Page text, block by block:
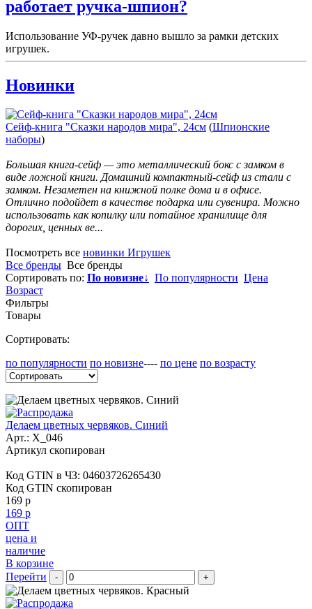
работает ручка-шпион?
Использование УФ-ручек давно вышло за рамки детских
игрушек.
Новинки
Сейф-книга "Сказки народов мира", 24см (Шпионские
наборы)
Большая книга-сейф — это металлический бокс с замком в
виде ложной книги. Домашний компактный-сейф из стали с
замком. Незаметен на книжной полке дома и в офисе.
Отлично подойдет в качестве подарка или сувенира. Можно
использовать как копилку или потайное хранилище для
дорогих, ценных ве...
Посмотреть все новинки Игрушек
Все бренды Все бренды
Сортировать по: По новизне↓ По популярности Цена
Возраст
Фильтры
Товары
Сортировать:
по популярности по новизне---- по цене по возрасту
Делаем цветных червяков. Синий
Арт.: X_046
Артикул скопирован
Код GTIN в ЧЗ: 04603726265430
Код GTIN скопирован
169 р
169 р
ОПТ
цена и
наличие
В корзине
Перейти
- +